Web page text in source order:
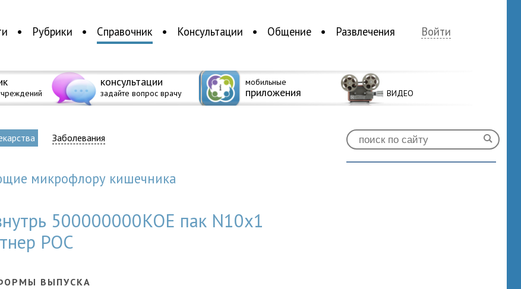
Рубрики Справочник Консультации Общение Развлечения Войти
консультации
задайте вопрос врачу
мобильные
приложения ВИДЕО
Заболевания
микpофлоpу кишечника
500000000КОЕ пак N10x1
РОС
ВЫПУСКА